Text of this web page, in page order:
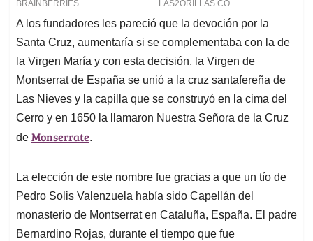
A los fundadores les pareció que la devoción por la
Santa Cruz, aumentaría si se complementaba con la de
la Virgen María y con esta decisión, la Virgen de
Montserrat de España se unió a la cruz santafereña de
Las Nieves y la capilla que se construyó en la cima del
Cerro y en 1650 la llamaron Nuestra Señora de la Cruz
de Monserrate.
La elección de este nombre fue gracias a que un tío de
Pedro Solis Valenzuela había sido Capellán del
monasterio de Montserrat en Cataluña, España. El padre
Bernardino Rojas, durante el tiempo que fue